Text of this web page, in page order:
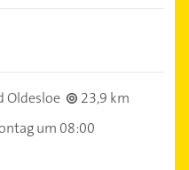
Oldesloe
23,9 km
um 08:00